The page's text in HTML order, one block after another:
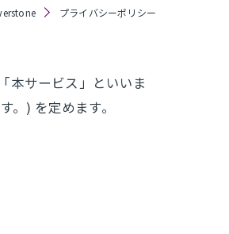
プライバシーポリシー
本サービス」といいま
) を定めます。